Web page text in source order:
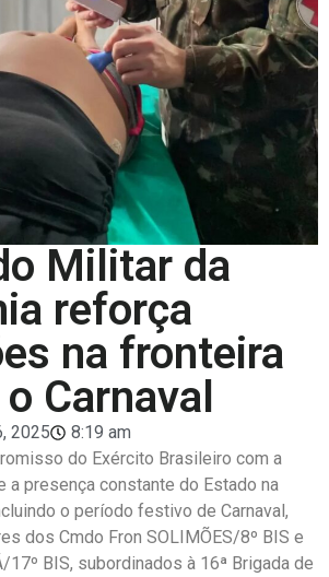
Militar da
reforça
na fronteira
Carnaval
2025
8:19 am
do Exército Brasileiro com a
a presença constante do Estado na
o período festivo de Carnaval,
dos Cmdo Fron SOLIMÕES/8º BIS e
17º BIS, subordinados à 16ª Brigada de